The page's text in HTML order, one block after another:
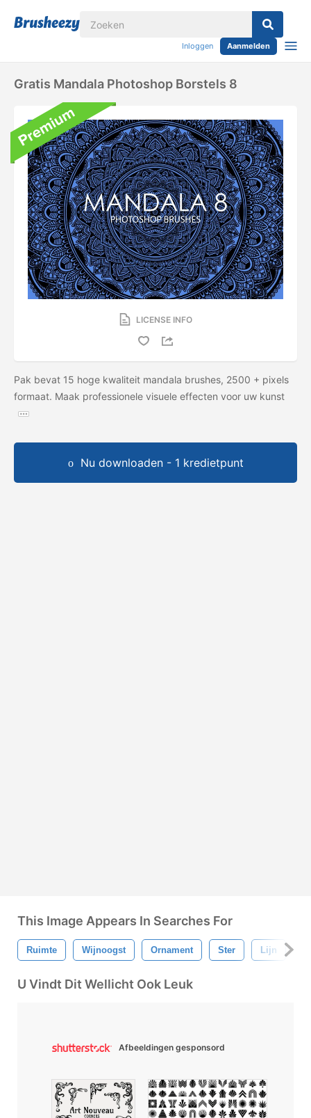
Inloggen Aanmelden
Gratis Mandala Photoshop Borstels 8
LICENSE INFO
Pak bevat 15 hoge kwaliteit mandala brushes, 2500 + pixels
formaat. Maak professionele visuele effecten voor uw kunst
Nu downloaden - 1 kredietpunt
This Image Appears In Searches For
Ruimte Wijnoogst Ornament Ster Lijn
U Vindt Dit Wellicht Ook Leuk
Afbeeldingen gesponsord